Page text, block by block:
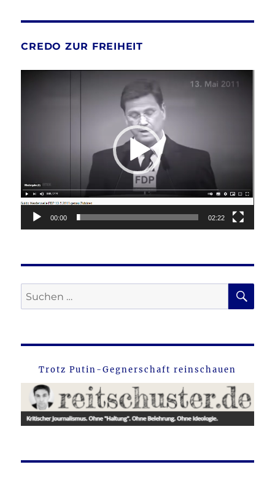
CREDO ZUR FREIHEIT
00:00 02:22
Suche
nach:
Trotz Putin-Gegnerschaft reinschauen